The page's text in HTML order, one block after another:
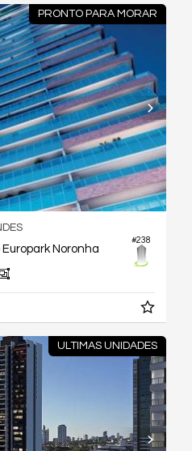
PRONTO PARA MORAR
#238
Noronha
ULTIMAS UNIDADES